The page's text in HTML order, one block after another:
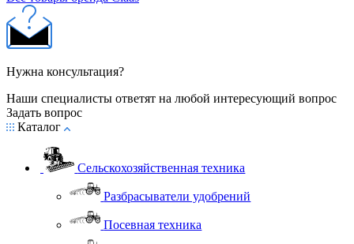
Нужна консультация?
Наши специалисты ответят на любой интересующий вопрос
Задать вопрос
Каталог
Сельскохозяйственная техника
Разбрасыватели удобрений
Посевная техника